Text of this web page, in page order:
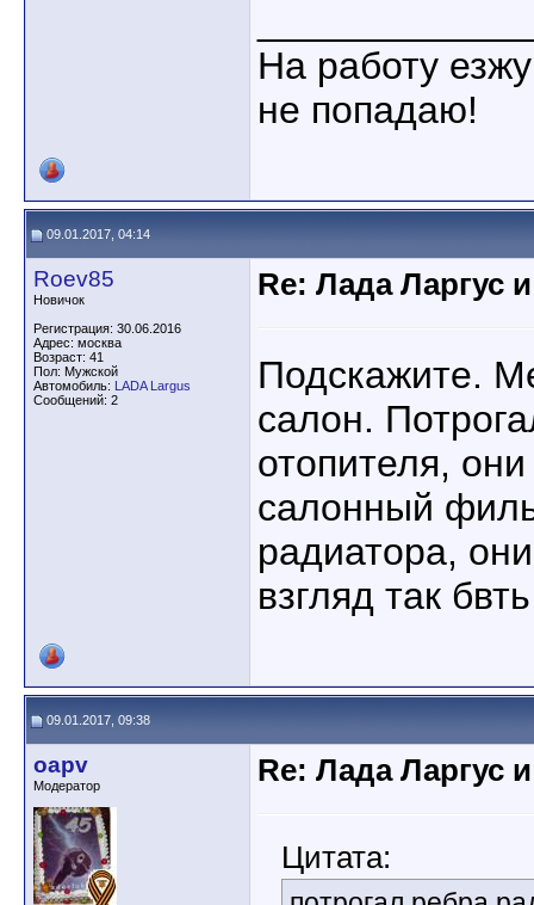
На работу
не попадаю!
09.01.2017, 04:14
Roev85
Новичок
Регистрация: 30.06.2016
Адрес: москва
Возраст: 41
Пол: Мужской
Автомобиль: LADA Largus
Сообщений: 2
Re: Лада Ларгус
Подскажите.
салон.
отопителя,
салонный
радиатора,
взгляд так
09.01.2017, 09:38
oapv
Модератор Re: Лада Ларгус
Цитата: